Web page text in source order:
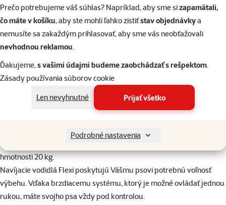
Prečo potrebujeme váš súhlas? Napríklad, aby sme sizapamätali,
čo máte v košíku, aby ste mohli ľahko zistiťstav objednávkya
nemusíte sa zakaždým prihlasovať, aby sme vás neobťažovali
nevhodnou reklamou.
Ďakujeme,s vašimi údajmi budeme zaobchádzať s rešpektom.
Zásady používania súborov cookie
Len nevyhnutné
Prijať všetko
Podrobné nastavenia
Prospera Plus Junior
pochúťka kolieska z
kačacieho mäsa 230 g
Hodnotenie 0%
8,89 €
do košíka
Lízací pamlsok Zoë
Licky Snack s tekvicou a
Hodnotenie 0%
do košíka
Lízací
Licky
superzoo.product.detail.content
Extra dlhé samonavíjacie lankové vodidlo pre stredne veľké psy do
hmotnosti 20 kg.
Navíjacie vodidlá Flexi poskytujú Vášmu psovi potrebnú voľnosť
výbehu. Vďaka brzdiacemu systému, ktorý je možné ovládať jednou
rukou, máte svojho psa vždy pod kontrolou.